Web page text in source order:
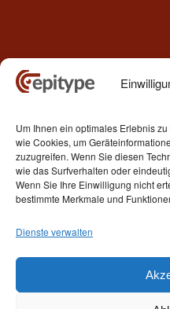
Um Ihnen ein optimales Erlebnis
wie Cookies, um
zuzugreifen. Wenn Sie diesen
wie das Surfverhalten oder
Wenn Sie Ihre Einwilligung nicht
bestimmte Merkmale und
Dienste verwalten
Kontakt
Epitype GmbH
Löbstedter Str. 41
07749 Jena
Germany
Internet:www.epitype.de